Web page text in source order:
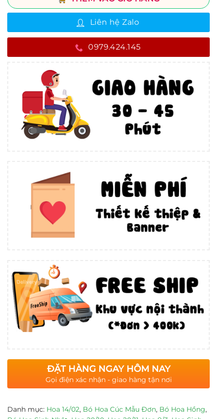
Liên hệ Zalo
0979.424.145
ĐẶT HÀNG NGAY HÔM NAY
Gọi điện xác nhận - giao hàng tận nơi
Danh mục: Hoa 14/02, Bó Hoa Cúc Mẫu Đơn, Bó Hoa Hồng,